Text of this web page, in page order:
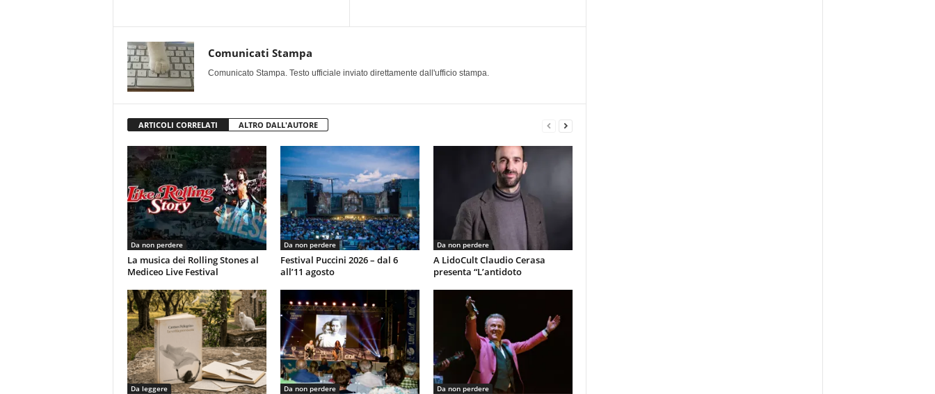
Comunicati Stampa
Comunicato Stampa. Testo ufficiale inviato direttamente dall'ufficio stampa.
ARTICOLI CORRELATI ALTRO DALL'AUTORE
Da non perdere
La musica dei Rolling Stones al
Mediceo Live Festival
Da non perdere
Festival Puccini 2026 – dal 6
all’11 agosto
Da non perdere
A LidoCult Claudio Cerasa
presenta “L’antidoto
Da leggere Da non perdere Da non perdere